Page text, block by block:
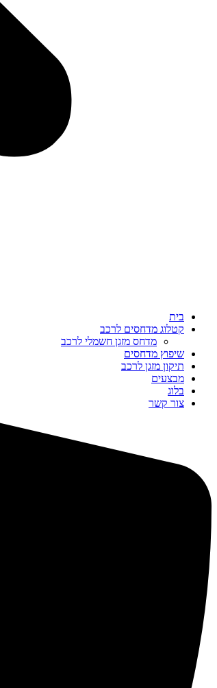
בית
קטלוג מדחסים לרכב
מדחס מזגן חשמלי לרכב
שיפוץ מדחסים
תיקון מזגן לרכב
מבצעים
בלוג
צור קשר